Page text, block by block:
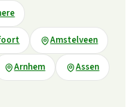
Amstelveen
Arnhem Assen